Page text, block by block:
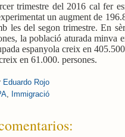
trimestre del 2016 cal fer
un augment de
les del segon trimestre. En
la població aturada minva
espanyola creix en
en 61.000. persones.
Eduardo Rojo
, Immigració